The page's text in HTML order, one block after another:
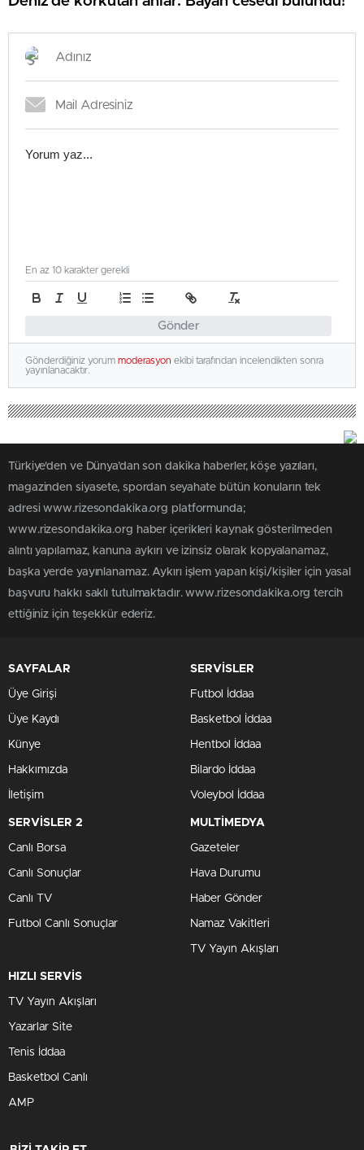
Gönder
En az 10 karakter gerekli
Gönderdiğiniz yorum moderasyon ekibi tarafından incelendikten sonra
yayınlanacaktır.
Türkiye'den ve Dünya’dan son dakika haberler, köşe yazıları,
magazinden siyasete, spordan seyahate bütün konuların tek
adresi www.rizesondakika.org platformunda;
www.rizesondakika.org haber içerikleri kaynak gösterilmeden
alıntı yapılamaz, kanuna aykırı ve izinsiz olarak kopyalanamaz,
başka yerde yayınlanamaz. Aykırı işlem yapan kişi/kişiler için yasal
başvuru hakkı saklı tutulmaktadır. www.rizesondakika.org tercih
ettiğiniz için teşekkür ederiz.
SAYFALAR
Üye Girişi
Üye Kaydı
Künye
Hakkımızda
İletişim
SERVİSLER
Futbol İddaa
Basketbol İddaa
Hentbol İddaa
Bilardo İddaa
Voleybol İddaa
SERVİSLER 2
Canlı Borsa
Canlı Sonuçlar
Canlı TV
Futbol Canlı Sonuçlar
MULTİMEDYA
Gazeteler
Hava Durumu
Haber Gönder
Namaz Vakitleri
TV Yayın Akışları
HIZLI SERVİS
TV Yayın Akışları
Yazarlar Site
Tenis İddaa
Basketbol Canlı
AMP